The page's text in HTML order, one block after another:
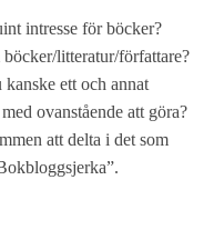
intresse för böcker?
litteratur/författare?
ett och annat
ovanstående att göra?
att delta i det som